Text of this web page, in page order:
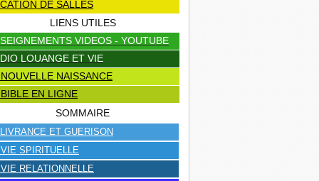
DE SALLES
LIENS UTILES
VIDEOS - YOUTUBE
LOUANGE ET VIE
NAISSANCE
EN LIGNE
SOMMAIRE
ET GUERISON
VIE SPIRITUELLE
VIE RELATIONNELLE